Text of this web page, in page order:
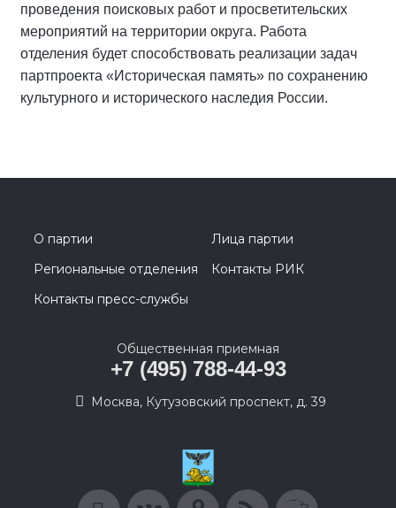
проведения поисковых работ и просветительских
мероприятий на территории округа. Работа
отделения будет способствовать реализации задач
партпроекта «Историческая память» по сохранению
культурного и исторического наследия России.
О партии
Лица партии
Региональные отделения
Контакты РИК
Контакты пресс-службы
Общественная приемная
+7 (495) 788-44-93
Москва, Кутузовский проспект, д. 39